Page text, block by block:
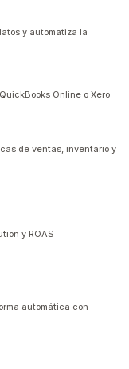
y automatiza la
Online o Xero
de ventas, inventario y
y ROAS
automática con